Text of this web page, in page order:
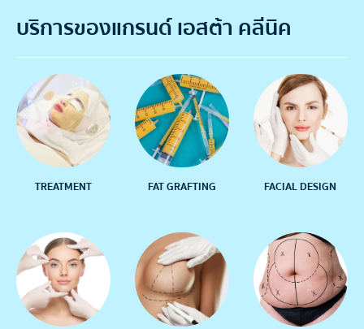
บริการของแกรนด์ เอสต้า คลีนิค
TREATMENT FAT GRAFTING FACIAL DESIGN